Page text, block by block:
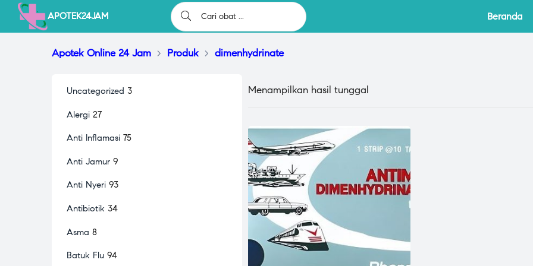
APOTEK24JAM Beranda
Apotek Online 24 Jam > Produk > dimenhydrinate
Menampilkan hasil tunggal
Uncategorized 3
Alergi 27
Anti Inflamasi 75
Anti Jamur 9
Anti Nyeri 93
Antibiotik 34
Asma 8
Batuk Flu 94